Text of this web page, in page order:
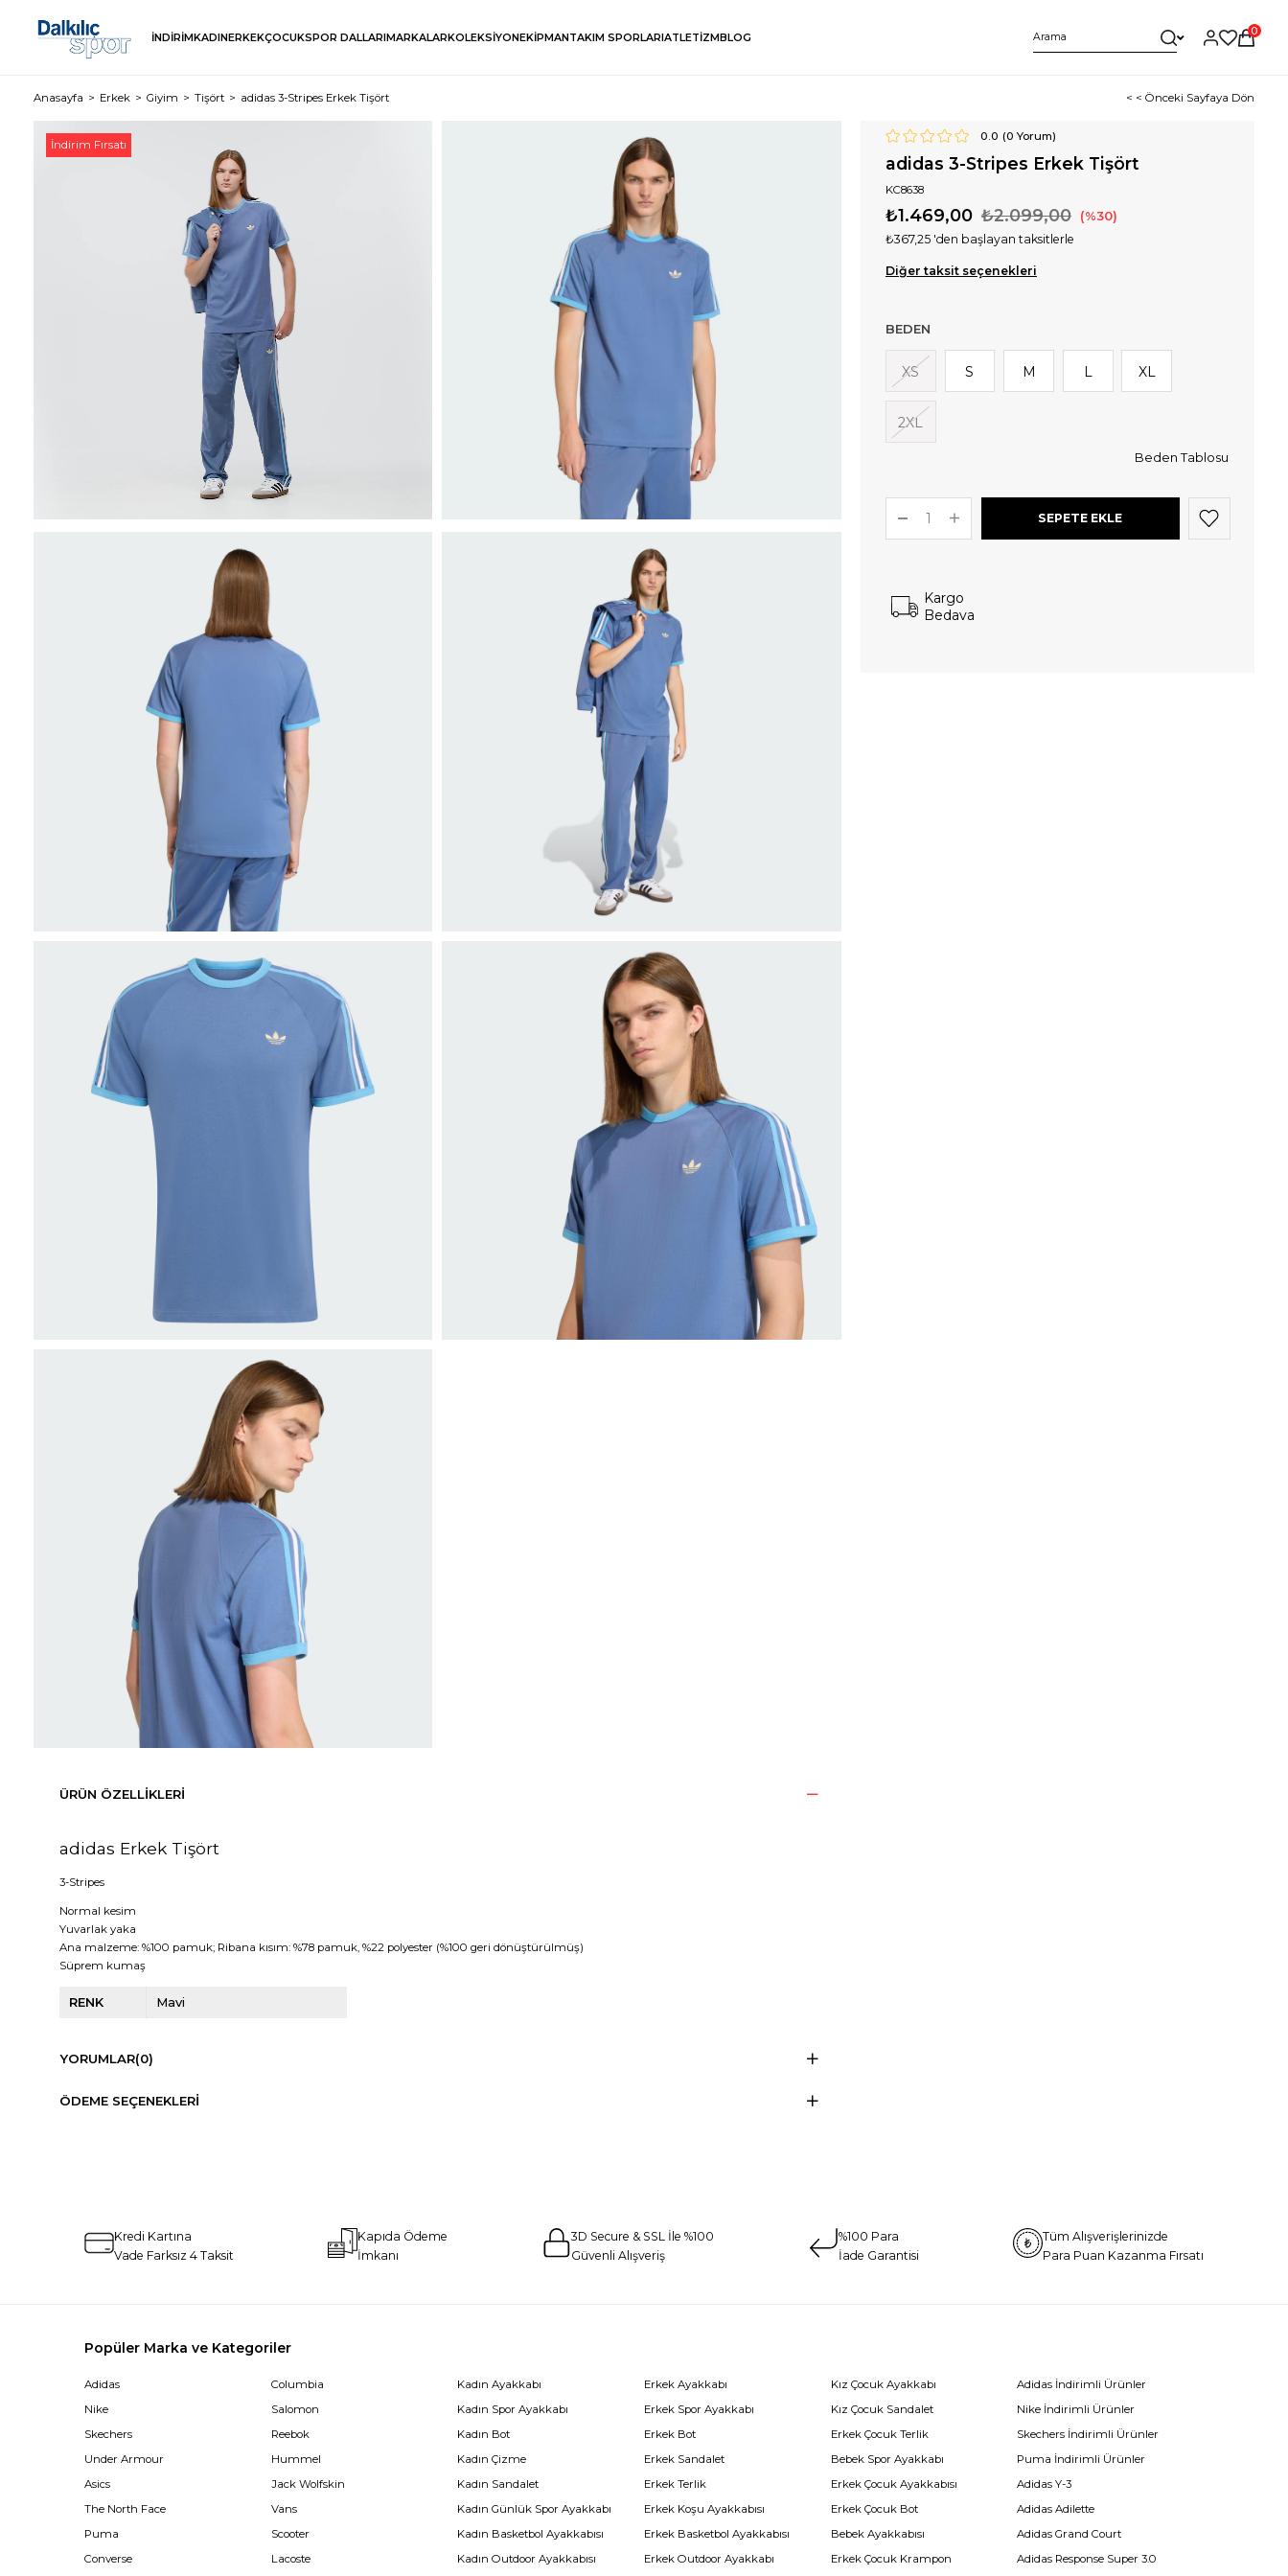
İNDİRİMKADINERKEKÇOCUKSPOR DALLARIMARKALARKOLEKSİYONEKİPMANTAKIM SPORLARIATLETİZMBLOG
0
Anasayfa Erkek Giyim Tişört adidas 3-Stripes Erkek Tişört < < Önceki Sayfaya Dön
İndirim Fırsatı
0.0 (0 Yorum)
adidas 3-Stripes Erkek Tişört
KC8638
₺2.099,00
₺1.469,00 30
₺367,25 'den başlayan taksitlerle
Diğer taksit seçenekleri
BEDEN
XS S M L XL
2XL
Beden Tablosu
Kargo
Bedava
ÜRÜN ÖZELLIKLERI
adidas Erkek Tişört
3-Stripes
Normal kesim
Yuvarlak yaka
Ana malzeme: %100 pamuk; Ribana kısım: %78 pamuk, %22 polyester (%100 geri dönüştürülmüş)
Süprem kumaş
RENK Mavi
YORUMLAR(0)
ÖDEME SEÇENEKLERI
Kredi Kartına
Vade Farksız 4 Taksit
Kapıda Ödeme
İmkanı
3D Secure & SSL İle %100
Güvenli Alışveriş
%100 Para
İade Garantisi
Tüm Alışverişlerinizde
Para Puan Kazanma Fırsatı
Popüler Marka ve Kategoriler
Adidas
Nike
Skechers
Under Armour
Asics
The North Face
Puma
Converse
Columbia
Salomon
Reebok
Hummel
Jack Wolfskin
Vans
Scooter
Lacoste
Kadın Ayakkabı
Kadın Spor Ayakkabı
Kadın Bot
Kadın Çizme
Kadın Sandalet
Kadın Günlük Spor Ayakkabı
Kadın Basketbol Ayakkabısı
Kadın Outdoor Ayakkabısı
Erkek Ayakkabı
Erkek Spor Ayakkabı
Erkek Bot
Erkek Sandalet
Erkek Terlik
Erkek Koşu Ayakkabısı
Erkek Basketbol Ayakkabısı
Erkek Outdoor Ayakkabı
Kız Çocuk Ayakkabı
Kız Çocuk Sandalet
Erkek Çocuk Terlik
Bebek Spor Ayakkabı
Erkek Çocuk Ayakkabısı
Erkek Çocuk Bot
Bebek Ayakkabısı
Erkek Çocuk Krampon
Adidas İndirimli Ürünler
Nike İndirimli Ürünler
Skechers İndirimli Ürünler
Puma İndirimli Ürünler
Adidas Y-3
Adidas Adilette
Adidas Grand Court
Adidas Response Super 3.0